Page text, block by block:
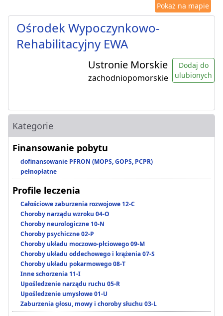
Pokaż na mapie
Ośrodek Wypoczynkowo-
Rehabilitacyjny EWA
Ustronie Morskie
zachodniopomorskie
Dodaj do
ulubionych
Kategorie
Finansowanie pobytu
dofinansowanie PFRON (MOPS, GOPS, PCPR)
pełnopłatne
Profile leczenia
Całościowe zaburzenia rozwojowe 12-C
Choroby narządu wzroku 04-O
Choroby neurologiczne 10-N
Choroby psychiczne 02-P
Choroby układu moczowo-płciowego 09-M
Choroby układu oddechowego i krążenia 07-S
Choroby układu pokarmowego 08-T
Inne schorzenia 11-I
Upośledzenie narządu ruchu 05-R
Upośledzenie umysłowe 01-U
Zaburzenia głosu, mowy i choroby słuchu 03-L